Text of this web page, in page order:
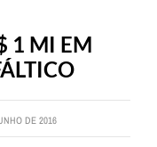
1 MI EM
DE 2016